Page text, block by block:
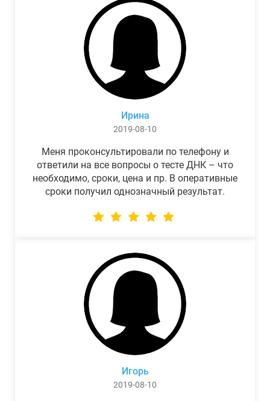
Ирина
2019-08-10
Меня проконсультировали по телефону и
ответили на все вопросы о тесте ДНК – что
необходимо, сроки, цена и пр. В оперативные
сроки получил однозначный результат.
Игорь
2019-08-10